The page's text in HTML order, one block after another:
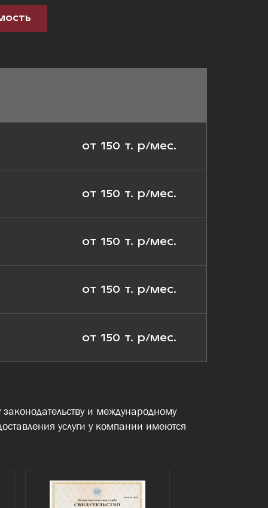
от 150 т. р/мес.
от 150 т. р/мес.
от 150 т. р/мес.
от 150 т. р/мес.
от 150 т. р/мес.
и международному
услуги у компании имеются